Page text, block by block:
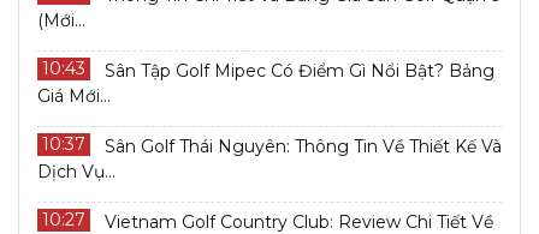
(Mới...
10:43
Sân Tập Golf Mipec Có Điểm Gì Nổi Bật? Bảng
Giá Mới...
10:37
Sân Golf Thái Nguyên: Thông Tin Về Thiết Kế Và
Dịch Vụ...
10:27
Vietnam Golf Country Club: Review Chi Tiết Về